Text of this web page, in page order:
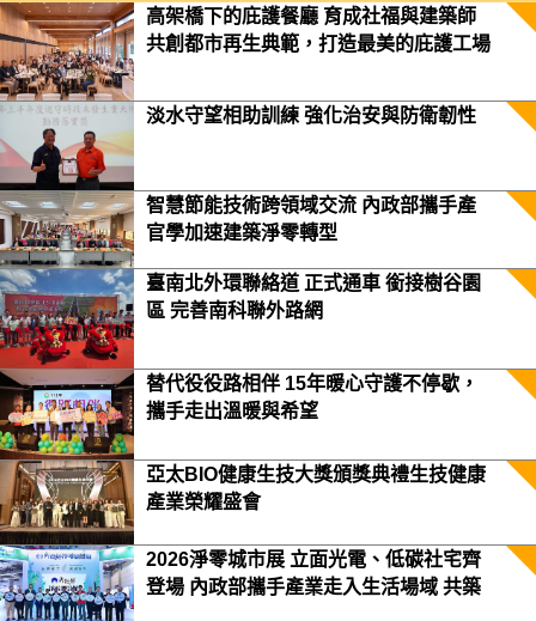
高架橋下的庇護餐廳 育成社福與建築師
共創都市再生典範，打造最美的庇護工場
淡水守望相助訓練 強化治安與防衛韌性
智慧節能技術跨領域交流 內政部攜手產
官學加速建築淨零轉型
臺南北外環聯絡道 正式通車 銜接樹谷園
區 完善南科聯外路網
替代役役路相伴 15年暖心守護不停歇，
攜手走出溫暖與希望
亞太BIO健康生技大獎頒獎典禮生技健康
產業榮耀盛會
2026淨零城市展 立面光電、低碳社宅齊
登場 內政部攜手產業走入生活場域 共築